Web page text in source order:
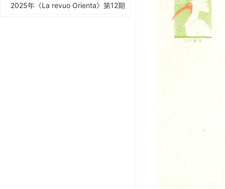
期
2025年《La revuo Orienta》第12期